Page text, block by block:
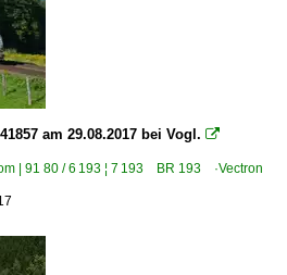
am 29.08.2017 bei Vogl. 
| 91 80 / 6 193 ¦ 7 193 BR 193 ·Vectron